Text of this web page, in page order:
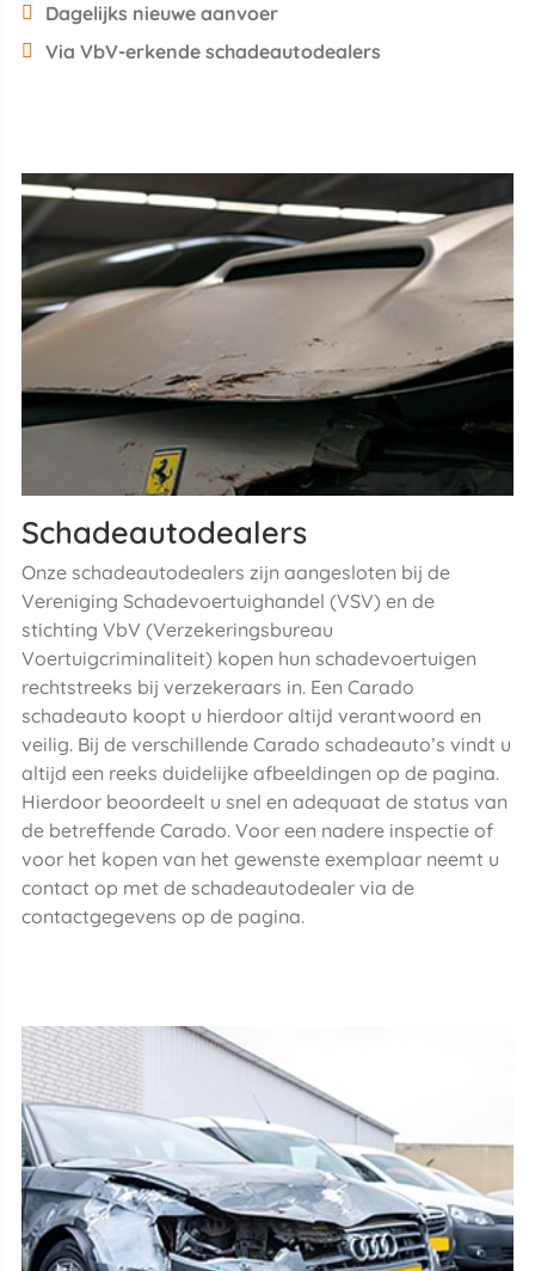
Dagelijks nieuwe aanvoer
Via VbV-erkende schadeautodealers
Schadeautodealers
Onze schadeautodealers zijn aangesloten bij de
Vereniging Schadevoertuighandel (VSV) en de
stichting VbV (Verzekeringsbureau
Voertuigcriminaliteit) kopen hun schadevoertuigen
rechtstreeks bij verzekeraars in. Een Carado
schadeauto koopt u hierdoor altijd verantwoord en
veilig. Bij de verschillende Carado schadeauto’s vindt u
altijd een reeks duidelijke afbeeldingen op de pagina.
Hierdoor beoordeelt u snel en adequaat de status van
de betreffende Carado. Voor een nadere inspectie of
voor het kopen van het gewenste exemplaar neemt u
contact op met de schadeautodealer via de
contactgegevens op de pagina.